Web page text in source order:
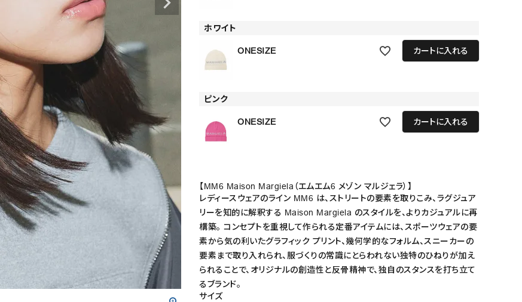
ホワイト
ONESIZE カートに入れる
ピンク
ONESIZE カートに入れる
【MM6 Maison Margiela（エムエム6 メゾン マルジェラ）】
レディースウェアのライン MM6 は、ストリートの要素を取りこみ、ラグジュア
リーを知的に解釈する Maison Margiela のスタイルを、よりカジュアルに再
構築。 コンセプトを重視して作られる定番アイテムには、スポーツウェアの要
素から気の利いたグラフィック プリント、幾何学的なフォルム、スニーカーの
要素まで取り入れられ、服づくりの常識にとらわれない独特のひねりが加え
られることで、オリジナルの創造性と反骨精神で、独自のスタンスを打ち立て
るブランド。
サイズ